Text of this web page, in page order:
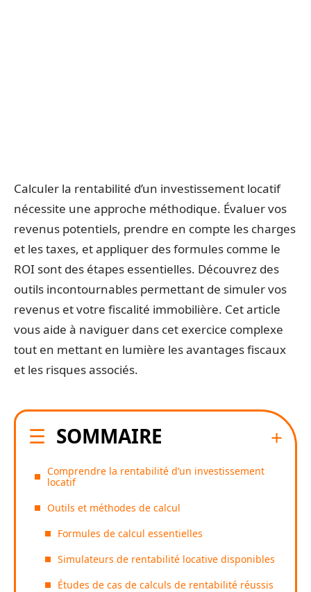
Calculer la rentabilité d’un investissement locatif
nécessite une approche méthodique. Évaluer vos
revenus potentiels, prendre en compte les charges
et les taxes, et appliquer des formules comme le
ROI sont des étapes essentielles. Découvrez des
outils incontournables permettant de simuler vos
revenus et votre fiscalité immobilière. Cet article
vous aide à naviguer dans cet exercice complexe
tout en mettant en lumière les avantages fiscaux
et les risques associés.
SOMMAIRE
Comprendre la rentabilité d’un investissement
locatif
Outils et méthodes de calcul
Formules de calcul essentielles
Simulateurs de rentabilité locative disponibles
Études de cas de calculs de rentabilité réussis